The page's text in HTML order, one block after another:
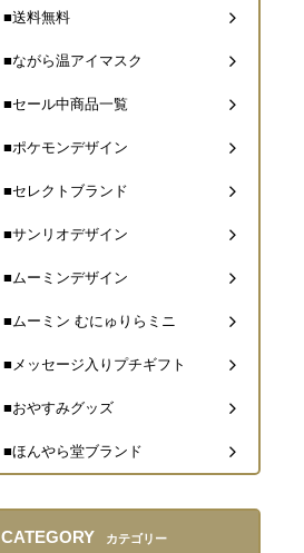
■送料無料
■ながら温アイマスク
■セール中商品一覧
■ポケモンデザイン
■セレクトブランド
■サンリオデザイン
■ムーミンデザイン
■ムーミン むにゅりらミニ
■メッセージ入りプチギフト
■おやすみグッズ
■ほんやら堂ブランド
CATEGORY カテゴリー